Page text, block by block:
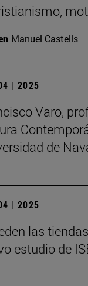
Manuel Castells
| 2025
Varo,
de
| 2025
las
estudio de